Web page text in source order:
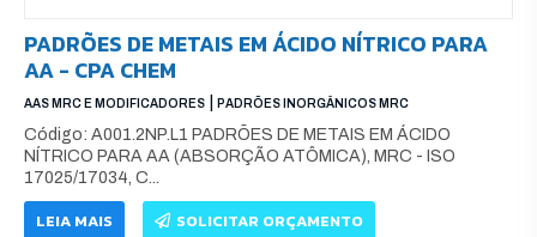
PADRÕES DE METAIS EM ÁCIDO NÍTRICO PARA
AA - CPA CHEM
AAS MRC E MODIFICADORES PADRÕES INORGÂNICOS MRC
Código: A001.2NP.L1 PADRÕES DE METAIS EM ÁCIDO
NÍTRICO PARA AA (ABSORÇÃO ATÔMICA), MRC - ISO
17025/17034, C...
LEIA MAIS SOLICITAR ORÇAMENTO